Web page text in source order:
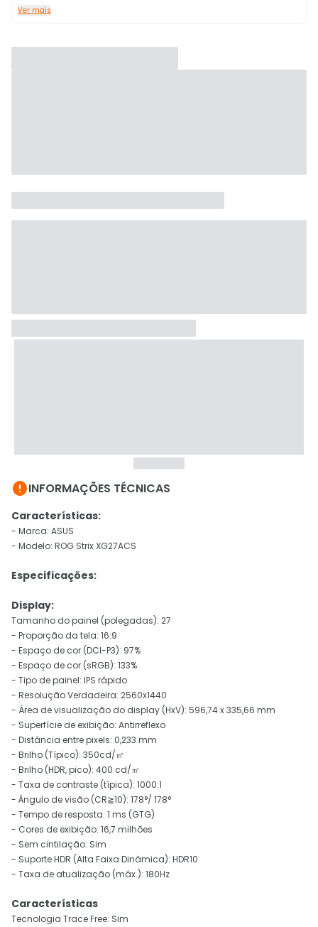
Ver mais
INFORMAÇÕES TÉCNICAS
Características:
- Marca: ASUS
- Modelo: ROG Strix XG27ACS
Especificações:
Display:
Tamanho do painel (polegadas): 27
- Proporção da tela: 16:9
- Espaço de cor (DCI-P3): 97%
- Espaço de cor (sRGB): 133%
- Tipo de painel: IPS rápido
- Resolução Verdadeira: 2560x1440
- Área de visualização do display (HxV): 596,74 x 335,66 mm
- Superfície de exibição: Antirreflexo
- Distância entre pixels: 0,233 mm
- Brilho (Típico): 350cd/㎡
- Brilho (HDR, pico): 400 cd/㎡
- Taxa de contraste (típica): 1000:1
- Ângulo de visão (CR≧10): 178°/ 178°
- Tempo de resposta: 1 ms (GTG)
- Cores de exibição: 16,7 milhões
- Sem cintilação: Sim
- Suporte HDR (Alta Faixa Dinâmica): HDR10
- Taxa de atualização (máx.): 180Hz
Características
Tecnologia Trace Free: Sim